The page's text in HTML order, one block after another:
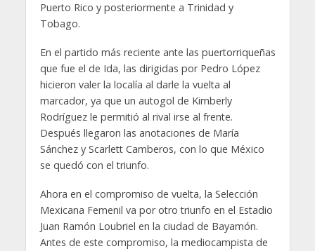
Puerto Rico y posteriormente a Trinidad y
Tobago.
En el partido más reciente ante las puertorriqueñas
que fue el de Ida, las dirigidas por Pedro López
hicieron valer la localía al darle la vuelta al
marcador, ya que un autogol de Kimberly
Rodríguez le permitió al rival irse al frente.
Después llegaron las anotaciones de María
Sánchez y Scarlett Camberos, con lo que México
se quedó con el triunfo.
Ahora en el compromiso de vuelta, la Selección
Mexicana Femenil va por otro triunfo en el Estadio
Juan Ramón Loubriel en la ciudad de Bayamón.
Antes de este compromiso, la mediocampista de